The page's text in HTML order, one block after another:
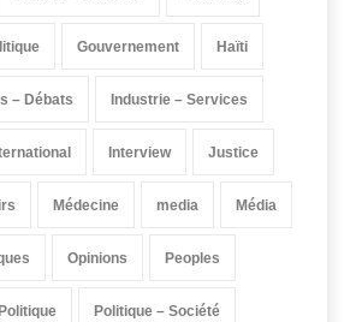
Gouvernement Haïti
– Débats Industrie – Services
Interview Justice
Médecine media Média
Opinions Peoples
Politique Politique – Société